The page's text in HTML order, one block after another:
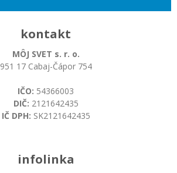
kontakt
MÔJ SVET s. r. o.
951 17 Cabaj-Čápor 754
IČO: 54366003
DIČ: 2121642435
IČ DPH: SK2121642435
infolinka